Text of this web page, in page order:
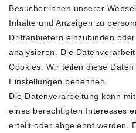
SHOP
Impressum
Daten­schutz­erklärung
Besucher:innen unserer
Inhalte und Anzeigen zu
Drittanbietern einzubinden
analysieren. Die
Cookies. Wir teilen diese
Einstellungen benennen.
Die Datenverarbeitung kann
eines berechtigten Interesses
erteilt oder abgelehnt werden.